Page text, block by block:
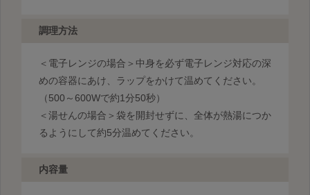
調理方法
＜電子レンジの場合＞中身を必ず電子レンジ対応の深
めの容器にあけ、ラップをかけて温めてください。
（500～600Wで約1分50秒）
＜湯せんの場合＞袋を開封せずに、全体が熱湯につか
るようにして約5分温めてください。
内容量